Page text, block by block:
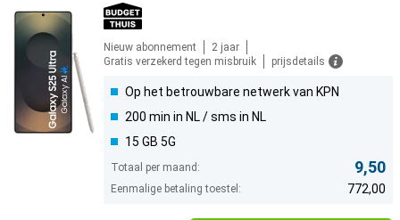
Nieuw abonnement
2 jaar
Gratis verzekerd tegen misbruik
prijsdetails
Op het betrouwbare netwerk van KPN
200 min in NL / sms in NL
15 GB 5G
Totaal per maand: 9,50
Eenmalige betaling toestel: 772,00